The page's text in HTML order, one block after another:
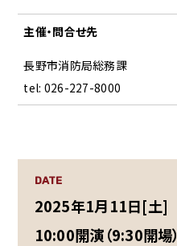
主催・問合せ先
長野市消防局総務課
tel: 026-227-8000
DATE
2025年1月11日[土]
10:00開演（9:30開場）